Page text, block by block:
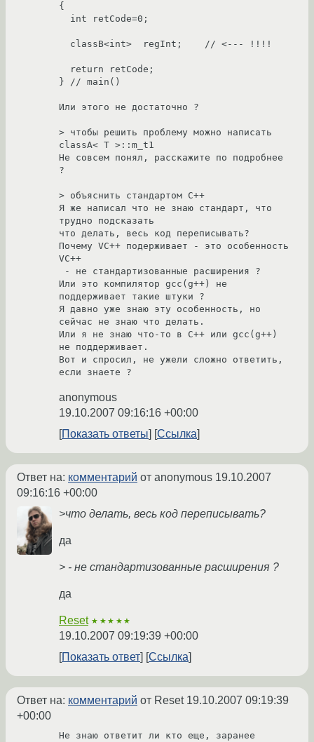
{
} // main()
Или этого не достаточно ?
> чтобы решить проблему можно написать
classA< T >::m_t1
Не совсем понял, расскажите по подробнее
?
> объяснить стандартом C++
Я же написал что не знаю стандарт, что
трудно подсказать
что делать, весь код переписывать?
Почему VC++ подерживает - это особенность
VC++
Или это компилятор gcc(g++) не
поддерживает такие штуки ?
Я давно уже знаю эту особенность, но
сейчас не знаю что делать.
Или я не знаю что-то в С++ или gcc(g++)
не поддерживает.
Вот и спросил, не ужели сложно ответить,
anonymous
19.10.2007 09:16:16 +00:00
Показать ответы
Ссылка
Ответ на: комментарий от anonymous 19.10.2007
09:16:16 +00:00
>что делать, весь код переписывать?
да
> - не стандартизованные расширения ?
да
Reset ★★★★★
19.10.2007 09:19:39 +00:00
Показать ответ
Ссылка
Ответ на: комментарий от Reset 19.10.2007 09:19:39
+00:00
Не знаю ответит ли кто еще, заранее